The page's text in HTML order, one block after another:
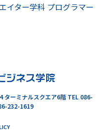
イター学科 プログラマー
ターミナルスクエア6階TEL 086-
232-1619